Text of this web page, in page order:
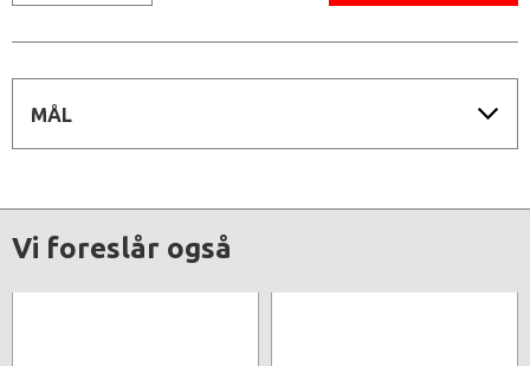
MÅL
Vi foreslår også